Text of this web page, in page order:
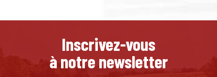
Inscrivez-vous
à notre newsletter